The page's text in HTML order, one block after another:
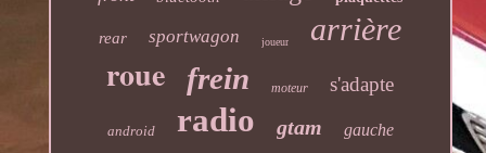
rear sportwagon joueur arrière
roue frein moteur s'adapte
android radio gtam gauche